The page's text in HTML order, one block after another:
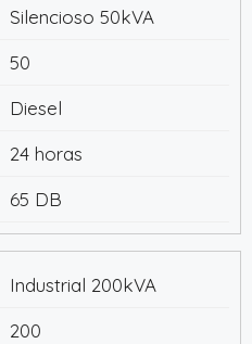
Silencioso 50kVA
50
Diesel
24 horas
65 DB
Industrial 200kVA
200